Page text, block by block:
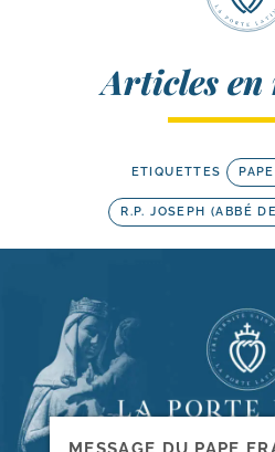
Articles
ETIQUETTES
R.P. JOSEPH (ABBÉ